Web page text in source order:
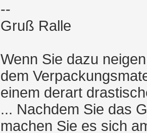
--
Gruß Ralle
Wenn Sie dazu
dem
einem derart
... Nachdem Sie das
machen Sie es sich